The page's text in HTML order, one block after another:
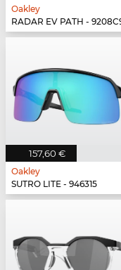
Oakley
RADAR EV PATH -
157,60 €
Oakley
SUTRO LITE - 946315